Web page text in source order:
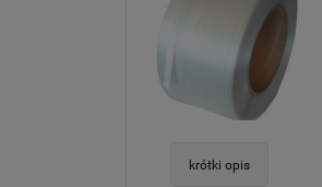
krótki opis